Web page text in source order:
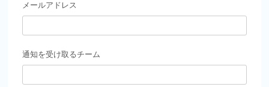
メールアドレス
通知を受け取るチーム